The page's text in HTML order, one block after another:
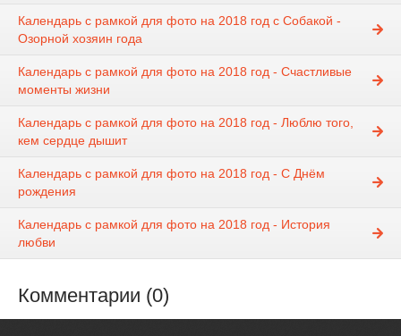
Календарь с рамкой для фото на 2018 год с Собакой -
Озорной хозяин года
Календарь с рамкой для фото на 2018 год - Счастливые
моменты жизни
Календарь с рамкой для фото на 2018 год - Люблю того,
кем сердце дышит
Календарь с рамкой для фото на 2018 год - С Днём
рождения
Календарь с рамкой для фото на 2018 год - История
любви
Комментарии (0)